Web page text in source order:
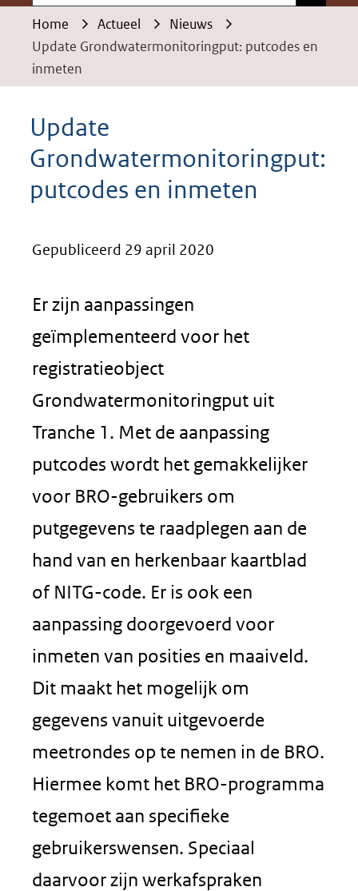
Home Actueel
Nieuws
Update Grondwatermonitoringput: putcodes en
inmeten
Update
Grondwatermonitoringput:
putcodes en inmeten
Gepubliceerd 29 april 2020
Er zijn aanpassingen
geïmplementeerd voor het
registratieobject
Grondwatermonitoringput uit
Tranche 1. Met de aanpassing
putcodes wordt het gemakkelijker
voor BRO-gebruikers om
putgegevens te raadplegen aan de
hand van en herkenbaar kaartblad
of NITG-code. Er is ook een
aanpassing doorgevoerd voor
inmeten van posities en maaiveld.
Dit maakt het mogelijk om
gegevens vanuit uitgevoerde
meetrondes op te nemen in de BRO.
Hiermee komt het BRO-programma
tegemoet aan specifieke
gebruikerswensen. Speciaal
daarvoor zijn werkafspraken